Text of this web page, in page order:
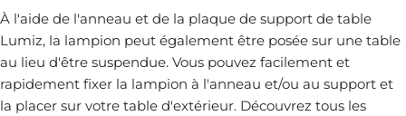
À l'aide de l'anneau et de la plaque de support de table
Lumiz, la lampion peut également être posée sur une table
au lieu d'être suspendue. Vous pouvez facilement et
rapidement fixer la lampion à l'anneau et/ou au support et
la placer sur votre table d'extérieur. Découvrez tous les